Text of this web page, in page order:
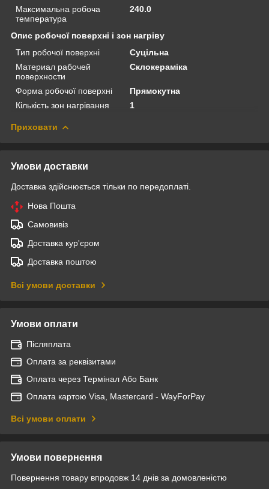
Максимальна робоча
температура
240.0
Опис робочої поверхні і зон нагріву
Тип робочої поверхні
Суцільна
Материал рабочей
поверхности
Склокераміка
Форма робочої поверхні
Прямокутна
Кількість зон нагрівання
1
Приховати
Умови доставки
Доставка здійснюється тільки по передоплаті.
Нова Пошта
Самовивіз
Доставка кур'єром
Доставка поштою
Всі умови доставки
Умови оплати
Післяплата
Оплата за реквізитами
Оплата через Термінал Або Банк
Оплата картою Visa, Mastercard - WayForPay
Всі умови оплати
Умови повернення
Повернення товару впродовж 14 днів за домовленістю